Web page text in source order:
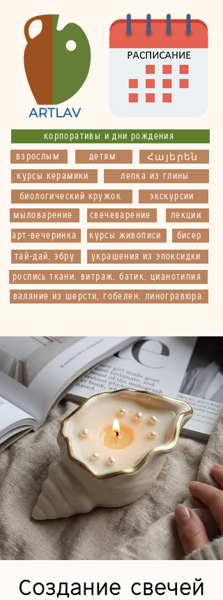
корпоративы и дни рождения
детям
взрослым Հայերեն
украшения из эпоксидки
мыловарение свечеварение
арт-вечеринка бисер
тай-дай, эбру
экскурсии
лепка из глины
роспись ткани, витраж, батик, цианотипия
курсы живописи
лекции
биологический кружок
курсы керамики
валяние из шерсти, гобелен, линогравюра
Создание свечей